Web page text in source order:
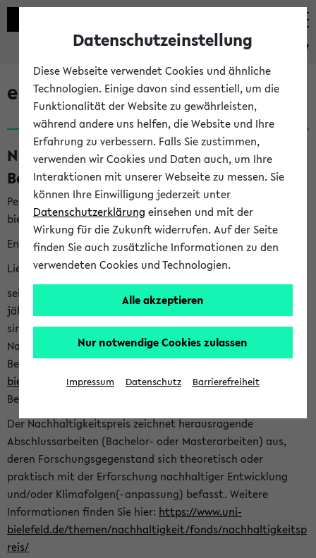
eKVV
eKVV News
Nachhaltigkeitspreis 2026:
Bewerbungsphase gestartet (06.08.26)
Per E-Mail eingestellt von nachhaltigkeitsbuero@uni-
bielefeld.de an den Verteiler 'Alle Studierenden':
English version below
Liebe Studierende,
seit 2023 verleiht das Rektorat der Universität Bielefeld
jährlich den Nachhaltigkeitspreis für Abschlussarbeiten. Sie
sind herzlich eingeladen sich mit Ihrer Abschlussarbeit beim
Nachhaltigkeitsbüro zu bewerben. Bitte nutzen Sie für Ihre
Bewerbung dieses Formular<https://formulare.uni-
bielefeld.de/frontend-server/form/provide/913/>. Die
Bewerbungsfrist endet am 30.09.2026.
Der Nachhaltigkeitspreis zeichnet herausragende
Abschlussarbeiten (Bachelor- oder Masterarbeiten) aus,
deren Forschungsgegenstand sich theoretisch oder
praktisch mit der Erforschung nachhaltiger Entwicklung
und/oder Klimafolgen(-anpassung) befasst. Weitere
Informationen finden Sie hier: https://www.uni-
bielefeld.de/themen/nachhaltigkeit/fonds/nachhaltigkeitsp
reis/
Datenschutzeinstellung
Diese Webseite verwendet Cookies und ähnliche
Technologien. Einige davon sind essentiell, um die
Funktionalität der Website zu gewährleisten,
während andere uns helfen, die Website und Ihre
Erfahrung zu verbessern. Falls Sie zustimmen,
verwenden wir Cookies und Daten auch, um Ihre
Interaktionen mit unserer Webseite zu messen. Sie
können Ihre Einwilligung jederzeit unter
Datenschutzerklärung einsehen und mit der
Wirkung für die Zukunft widerrufen. Auf der Seite
finden Sie auch zusätzliche Informationen zu den
verwendeten Cookies und Technologien.
Alle akzeptieren
Nur notwendige Cookies zulassen
Impressum Datenschutz Barrierefreiheit